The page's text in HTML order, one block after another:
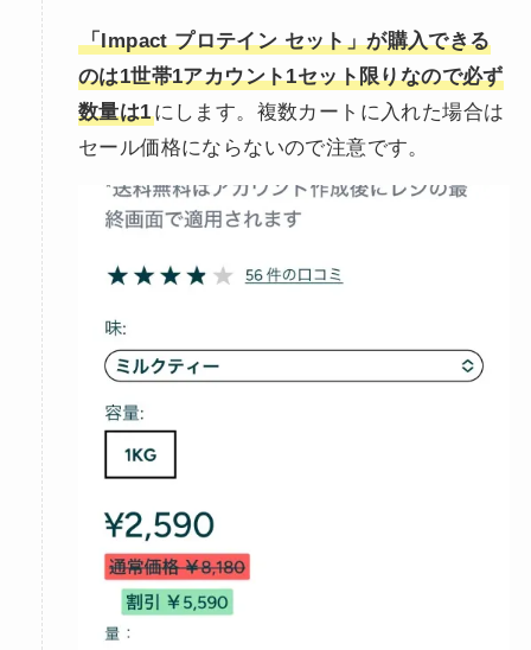
「Impact プロテイン セット」が購入できる
のは1世帯1アカウント1セット限りなので必ず
数量は1にします。複数カートに入れた場合は
セール価格にならないので注意です。